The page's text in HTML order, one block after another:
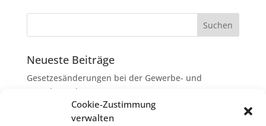
Cookie-Zustimmung
verwalten
Neueste Beiträge
Gesetzesänderungen bei der Gewerbe- und
Grunderwerbsteuer
Erbschaftsteuer: Rechtsanwaltskosten bei Streit über
Erbauseinandersetzung als